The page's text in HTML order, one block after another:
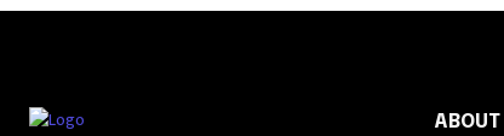
ABOUT